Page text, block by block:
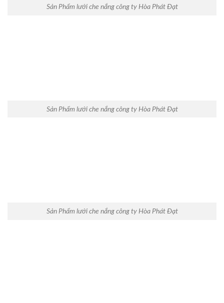
Sản Phẩm lưới che nắng công ty Hòa Phát Đạt
Sản Phẩm lưới che nắng công ty Hòa Phát Đạt
Sản Phẩm lưới che nắng công ty Hòa Phát Đạt